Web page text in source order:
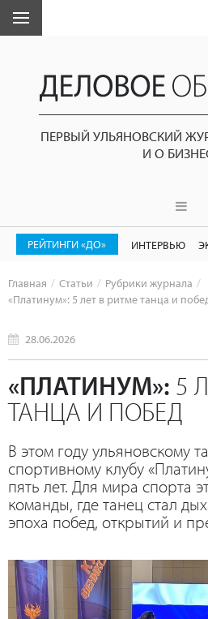
ПЕРВЫЙ УЛЬЯНОВСКИЙ
И О
РЕЙТИНГИ «ДО» ИНТЕРВЬЮ
Главная Статьи
Рубрики журнала
«Платинум»: 5 лет в ритме танца и
28.06.2026
«ПЛАТИНУМ»: 5
ТАНЦА И ПОБЕД
В этом году ульяновскому
спортивному клубу
пять лет. Для мира спорта
команды, где танец стал
эпоха побед, открытий и